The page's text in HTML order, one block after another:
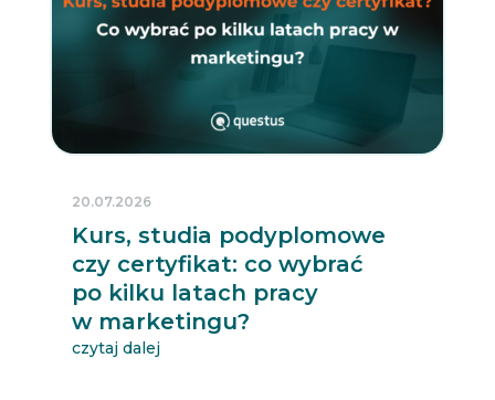
Kurs, studia podyplomowe
czy certyfikat: co wybrać
po kilku latach pracy
w marketingu?
20.07.2026
czytaj dalej